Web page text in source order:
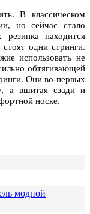
В классическом
но сейчас стало
находится
одни стринги.
использовать не
обтягивающей
Они во-первых
а вшитая сзади и
носке.
модной